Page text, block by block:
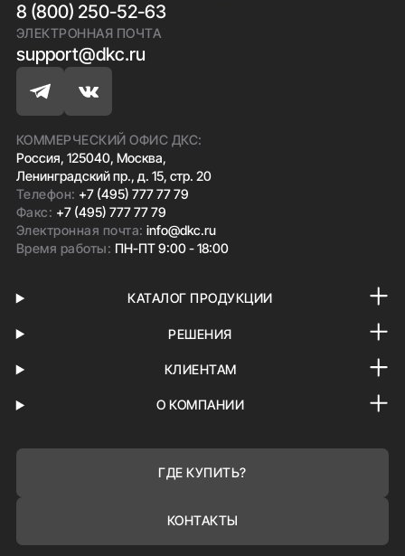
8 (800) 250-52-63
ЭЛЕКТРОННАЯ ПОЧТА
support@dkc.ru
КОММЕРЧЕСКИЙ ОФИС ДКС:
Россия, 125040, Москва,
Ленинградский пр., д. 15, стр. 20
Телефон: +7 (495) 777 77 79
Факс: +7 (495) 777 77 79
Электронная почта:info@dkc.ru
Время работы: ПН-ПТ 9:00 - 18:00
КАТАЛОГ ПРОДУКЦИИ
РЕШЕНИЯ
КЛИЕНТАМ
О КОМПАНИИ
ГДЕ КУПИТЬ?
КОНТАКТЫ